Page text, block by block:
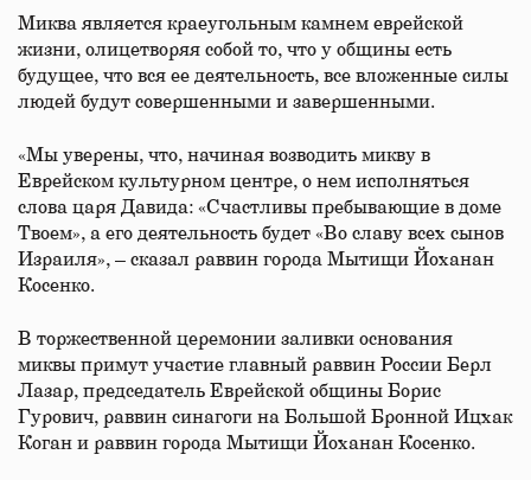
Миква является краеугольным камнем еврейской
жизни, олицетворяя собой то, что у общины есть
будущее, что вся ее деятельность, все вложенные силы
людей будут совершенными и завершенными.
«Мы уверены, что, начиная возводить микву в
Еврейском культурном центре, о нем исполняться
слова царя Давида: «Счастливы пребывающие в доме
Твоем», а его деятельность будет «Во славу всех сынов
Израиля», – сказал раввин города Мытищи Йоханан
Косенко.
В торжественной церемонии заливки основания
миквы примут участие главный раввин России Берл
Лазар, председатель Еврейской общины Борис
Гурович, раввин синагоги на Большой Бронной Ицхак
Коган и раввин города Мытищи Йоханан Косенко.